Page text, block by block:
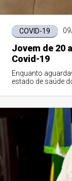
COVID-19
Jovem de 20
Covid-19
Enquanto
estado de saúde